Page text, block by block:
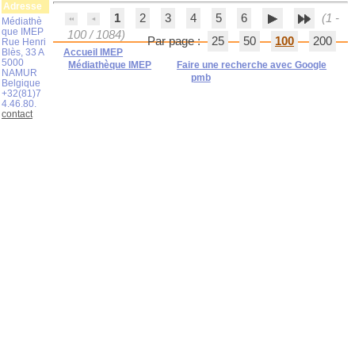
1 2 3 4 5 6
(1 -
100 / 1084)
Par page : 25 50 100 200
Accueil IMEP
Médiathèque IMEP
Faire une recherche avec Google
pmb
Adresse
Médiathè
que IMEP
Rue Henri
Blès, 33 A
5000
NAMUR
Belgique
+32(81)7
4.46.80.
contact